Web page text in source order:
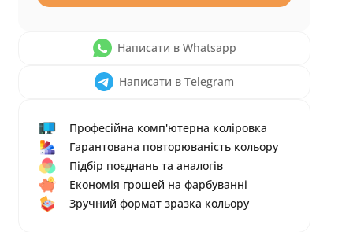
Написати в Whatsapp
Написати в Telegram
Професійна комп'ютерна коліровка
Гарантована повторюваність кольору
Підбір поєднань та аналогів
Економія грошей на фарбуванні
Зручний формат зразка кольору